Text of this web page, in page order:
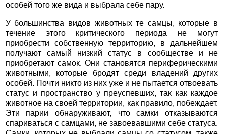
особей того же вида и выбрала себе пару.
У большинства видов животных те самцы, которые в
течение этого критического периода не могут
приобрести собственную территорию, в дальнейшем
получают самый низкий статус в сообществе и не
приобретают самок. Они становятся периферическими
животными, которые бродят среди владений других
особей. Почти никто из них уже и не пытается отвоевать
статус и пространство у преуспевших, так как каждое
животное на своей территории, как правило, побеждает.
Эти парии обнаруживают, что самки отказываются
спариваться с самцами, не завоевавшими себе статуса.